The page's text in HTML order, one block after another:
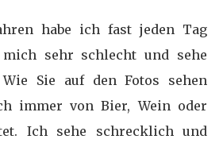
habe ich fast jeden Tag
sehr schlecht und sehe
Sie auf den Fotos sehen
immer von Bier, Wein oder
Ich sehe schrecklich und